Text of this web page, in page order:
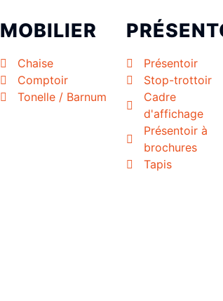
MOBILIER
Chaise
Comptoir
Tonelle / Barnum
Présentoir
Stop-trottoir
Cadre
d'affichage
Présentoir à
brochures
Tapis